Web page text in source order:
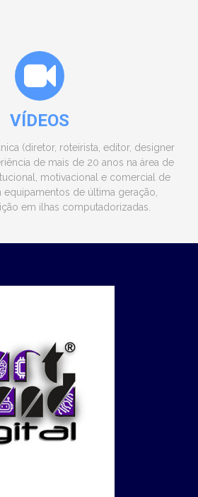
VÍDEOS
(diretor, roteirista, editor, designer
de mais de 20 anos na área de
motivacional e comercial de
de última geração,
em ilhas computadorizadas.